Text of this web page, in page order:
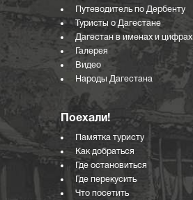
Путеводитель по Дербенту
Туристы о Дагестане
Дагестан в именах и цифрах
Галерея
Видео
Народы Дагестана
Поехали!
Памятка туристу
Как добраться
Где остановиться
Где перекусить
Что посетить